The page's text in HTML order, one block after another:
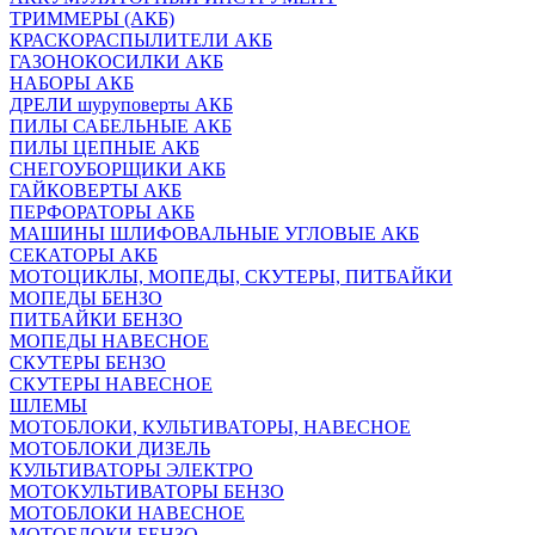
ТРИММЕРЫ (АКБ)
КРАСКОРАСПЫЛИТЕЛИ АКБ
ГАЗОНОКОСИЛКИ АКБ
НАБОРЫ АКБ
ДРЕЛИ шуруповерты АКБ
ПИЛЫ САБЕЛЬНЫЕ АКБ
ПИЛЫ ЦЕПНЫЕ АКБ
СНЕГОУБОРЩИКИ АКБ
ГАЙКОВЕРТЫ АКБ
ПЕРФОРАТОРЫ АКБ
МАШИНЫ ШЛИФОВАЛЬНЫЕ УГЛОВЫЕ АКБ
СЕКАТОРЫ АКБ
МОТОЦИКЛЫ, МОПЕДЫ, СКУТЕРЫ, ПИТБАЙКИ
МОПЕДЫ БЕНЗО
ПИТБАЙКИ БЕНЗО
МОПЕДЫ НАВЕСНОЕ
СКУТЕРЫ БЕНЗО
СКУТЕРЫ НАВЕСНОЕ
ШЛЕМЫ
МОТОБЛОКИ, КУЛЬТИВАТОРЫ, НАВЕСНОЕ
МОТОБЛОКИ ДИЗЕЛЬ
КУЛЬТИВАТОРЫ ЭЛЕКТРО
МОТОКУЛЬТИВАТОРЫ БЕНЗО
МОТОБЛОКИ НАВЕСНОЕ